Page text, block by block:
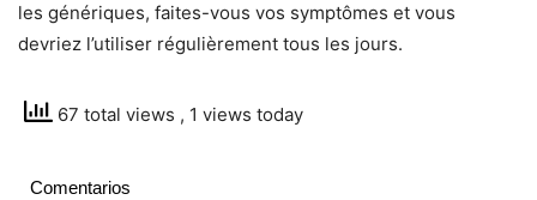
les génériques, faites-vous vos symptômes et vous
devriez l’utiliser régulièrement tous les jours.
67 total views , 1 views today
Comentarios